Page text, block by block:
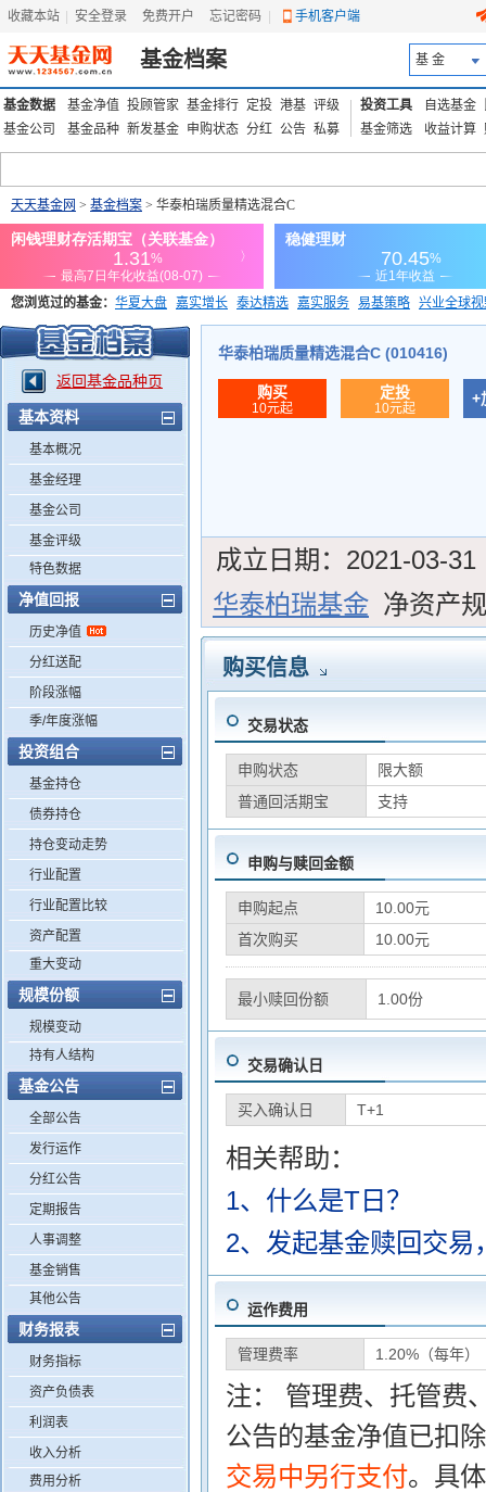
收藏本站 安全登录 免费开户 忘记密码 手机客户端
基金档案 基 金
基金数据 基金净值 投顾管家 基金排行 定投 港基 评级
基金公司
基金品种 新发基金 申购状态 分红 公告 私募
投资工具 自选基金
基金筛选
收益计算
天天基金网 > 基金档案 > 华泰柏瑞质量精选混合C
您浏览过的基金： 华夏大盘 嘉实增长 泰达精选 嘉实服务 易基策略 兴业全球
添富优势 华安宏利 上证180价值ETF
返回基金品种页
基本资料
基本概况
基金经理
基金公司
基金评级
特色数据
净值回报
历史净值
分红送配
阶段涨幅
季/年度涨幅
投资组合
基金持仓
债券持仓
持仓变动走势
行业配置
行业配置比较
资产配置
重大变动
规模份额
规模变动
持有人结构
基金公告
全部公告
发行运作
分红公告
定期报告
人事调整
基金销售
其他公告
财务报表
财务指标
资产负债表
利润表
收入分析
费用分析
华泰柏瑞质量精选混合C (010416)
购买
10元起
定投
10元起
+
成立日期： 2021-03-31
华泰柏瑞基金 净资产
购买信息
交易状态
申购状态
限大额
普通回活期宝
支持
申购与赎回金额
申购起点
10.00元
首次购买
10.00元
最小赎回份额 1.00份
交易确认日
买入确认日 T+1
相关帮助：
1、什么是T日？
2、发起基金赎回交易
运作费用
管理费率 1.20%（每年）
注： 管理费、托管费
公告的基金净值已扣
交易中另行支付。具